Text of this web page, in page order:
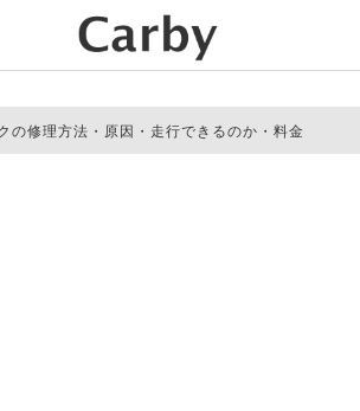
の修理方法・原因・走行できるのか・料金